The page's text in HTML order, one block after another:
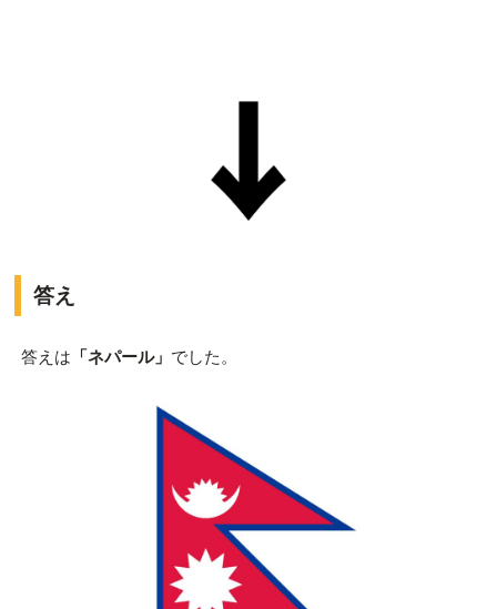
答え
答えは 「ネパール」 でした。